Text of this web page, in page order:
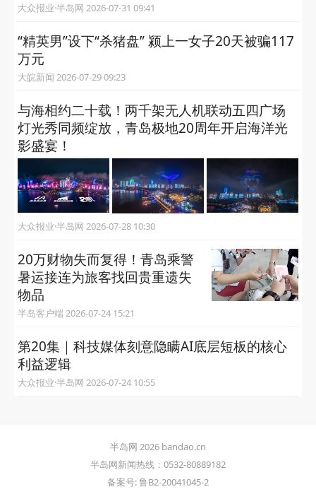
大众报业·半岛网 2026-07-31 09:41
“精英男”设下“杀猪盘” 颍上一女子20天被骗117
万元
大皖新闻 2026-07-29 09:23
与海相约二十载！两千架无人机联动五四广场
灯光秀同频绽放，青岛极地20周年开启海洋光
影盛宴！
大众报业·半岛网 2026-07-28 10:30
20万财物失而复得！青岛乘警
暑运接连为旅客找回贵重遗失
物品
半岛客户端 2026-07-24 15:21
第20集｜科技媒体刻意隐瞒AI底层短板的核心
利益逻辑
大众报业·半岛网 2026-07-24 10:55
半岛网 2026 bandao.cn
半岛网新闻热线：0532-80889182
备案号: 鲁B2-20041045-2